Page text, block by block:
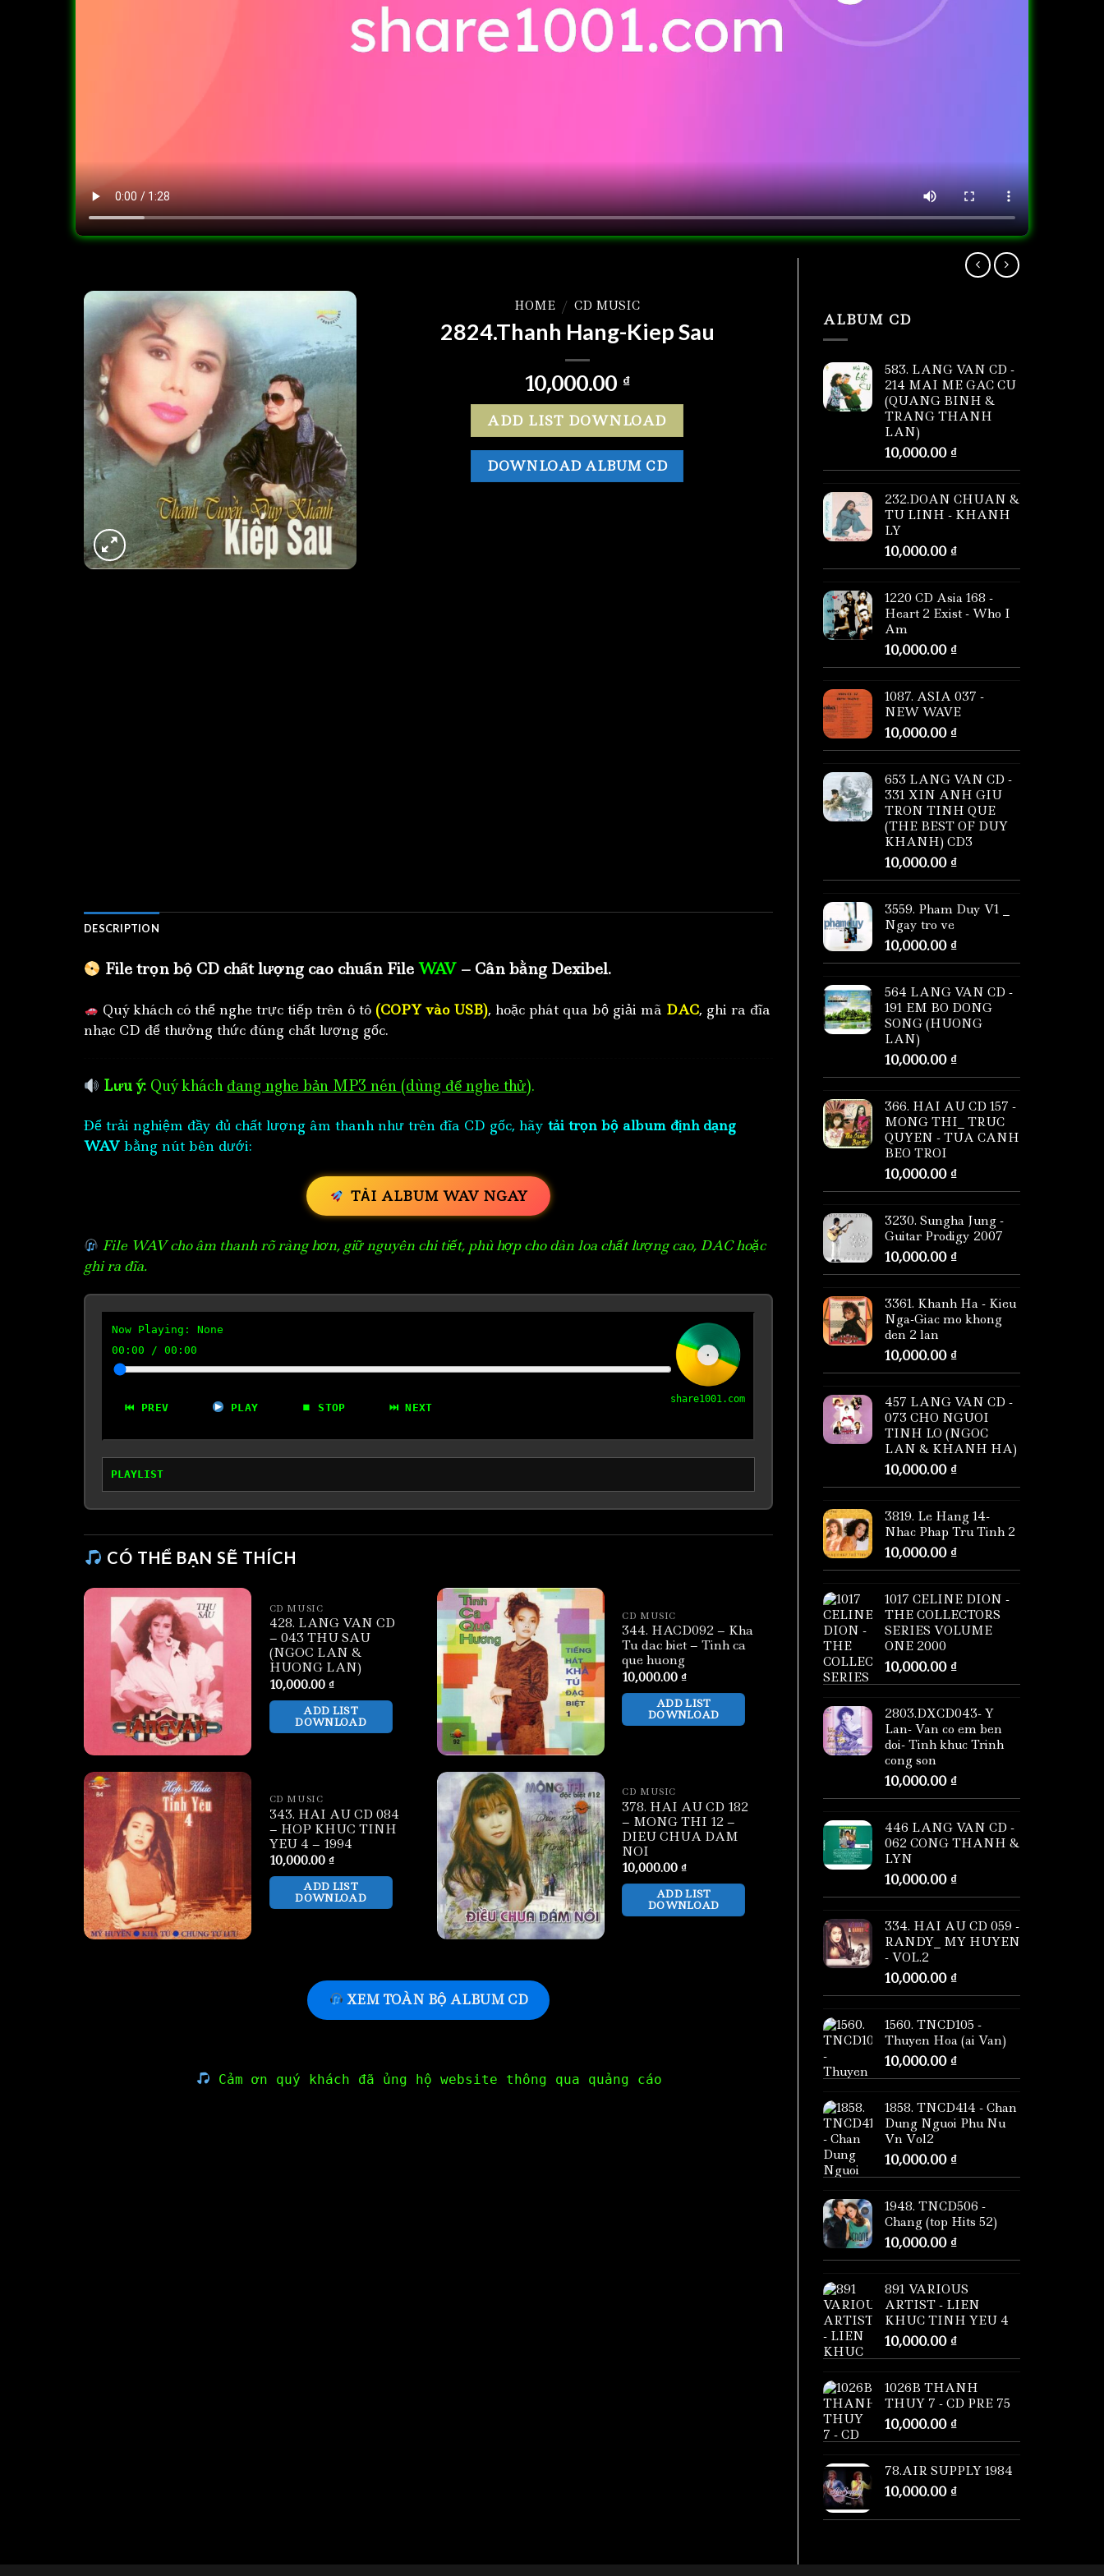
ALBUM CD
583. LANG VAN CD -
214 MAI ME GAC CU
(QUANG BINH &
TRANG THANH
LAN)
10,000.00 ₫
232.DOAN CHUAN &
TU LINH - KHANH
LY
10,000.00 ₫
1220 CD Asia 168 -
Heart 2 Exist - Who I
Am
10,000.00 ₫
1087. ASIA 037 -
NEW WAVE
10,000.00 ₫
653 LANG VAN CD -
331 XIN ANH GIU
TRON TINH QUE
(THE BEST OF DUY
KHANH) CD3
10,000.00 ₫
3559. Pham Duy V1 _
Ngay tro ve
10,000.00 ₫
564 LANG VAN CD -
191 EM BO DONG
SONG (HUONG
LAN)
10,000.00 ₫
366. HAI AU CD 157 -
MONG THI_ TRUC
QUYEN - TUA CANH
BEO TROI
10,000.00 ₫
3230. Sungha Jung -
Guitar Prodigy 2007
10,000.00 ₫
3361. Khanh Ha - Kieu
Nga-Giac mo khong
den 2 lan
10,000.00 ₫
457 LANG VAN CD -
073 CHO NGUOI
TINH LO (NGOC
LAN & KHANH HA)
10,000.00 ₫
3819. Le Hang 14-
Nhac Phap Tru Tinh 2
10,000.00 ₫
1017 CELINE DION -
THE COLLECTORS
SERIES VOLUME
ONE 2000
10,000.00 ₫
2803.DXCD043- Y
Lan- Van co em ben
doi- Tinh khuc Trinh
cong son
10,000.00 ₫
446 LANG VAN CD -
062 CONG THANH &
LYN
10,000.00 ₫
334. HAI AU CD 059 -
RANDY_ MY HUYEN
- VOL.2
10,000.00 ₫
1560. TNCD105 -
Thuyen Hoa (ai Van)
10,000.00 ₫
1858. TNCD414 - Chan
Dung Nguoi Phu Nu
Vn Vol2
10,000.00 ₫
1948. TNCD506 -
Chang (top Hits 52)
10,000.00 ₫
891 VARIOUS
ARTIST - LIEN
KHUC TINH YEU 4
10,000.00 ₫
1026B THANH
THUY 7 - CD PRE 75
10,000.00 ₫
78.AIR SUPPLY 1984
10,000.00 ₫
HOME / CD MUSIC
2824.Thanh Hang-Kiep Sau
10,000.00 ₫
ADD LIST DOWNLOAD
DOWNLOAD ALBUM CD
DESCRIPTION
File trọn bộ CD chất lượng cao chuẩn File WAV– Cân bằng Dexibel.
Quý khách có thể nghe trực tiếp trên ô tô (COPY vào USB), hoặc phát qua bộ giải mã DAC, ghi ra đĩa
nhạc CD để thưởng thức đúng chất lượng gốc.
Lưu ý: Quý khách đang nghe bản MP3 nén (dùng để nghe thử).
Để trải nghiệm đầy đủ chất lượng âm thanh như trên đĩa CD gốc, hãy tải trọn bộ album định dạng
WAV bằng nút bên dưới:
TẢI ALBUM WAV NGAY
File WAV cho âm thanh rõ ràng hơn, giữ nguyên chi tiết, phù hợp cho dàn loa chất lượng cao, DAC hoặc
ghi ra đĩa.
Now Playing: None
00:00 / 00:00
⏮ PREV PLAY ⏹ STOP ⏭ NEXT
share1001.com
PLAYLIST
CÓ THỂ BẠN SẼ THÍCH
CD MUSIC
428. LANG VAN CD
– 043 THU SAU
(NGOC LAN &
HUONG LAN)
10,000.00 ₫
ADD LIST
DOWNLOAD
CD MUSIC
344. HACD092 – Kha
Tu dac biet – Tinh ca
que huong
10,000.00₫
ADD LIST
DOWNLOAD
CD MUSIC
343. HAI AU CD 084
– HOP KHUC TINH
YEU 4 – 1994
10,000.00 ₫
ADD LIST
DOWNLOAD
CD MUSIC
378. HAI AU CD 182
– MONG THI 12 –
DIEU CHUA DAM
NOI
10,000.00₫
ADD LIST
DOWNLOAD
XEM TOÀN BỘ ALBUM CD
Cảm ơn quý khách đã ủng hộ website thông qua quảng cáo